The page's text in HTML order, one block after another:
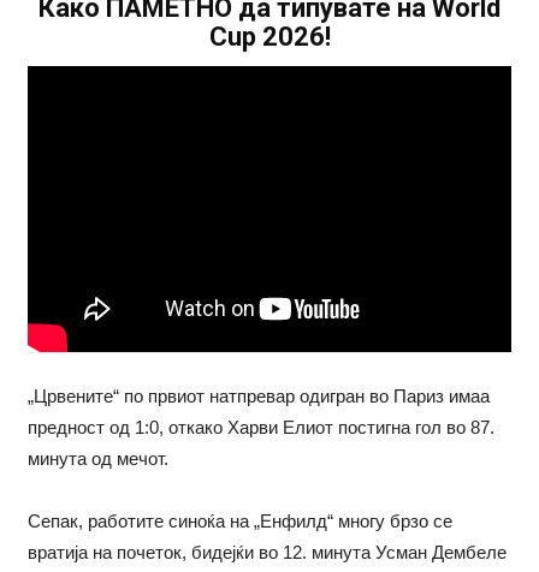
Како ПАМЕТНО да типувате на World
Cup 2026!
„Црвените“ по првиот натпревар одигран во Париз имаа
предност од 1:0, откако Харви Елиот постигна гол во 87.
минута од мечот.
Сепак, работите синоќа на „Енфилд“ многу брзо се
вратија на почеток, бидејќи во 12. минута Усман Дембеле